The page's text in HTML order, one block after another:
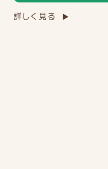
詳しく見る